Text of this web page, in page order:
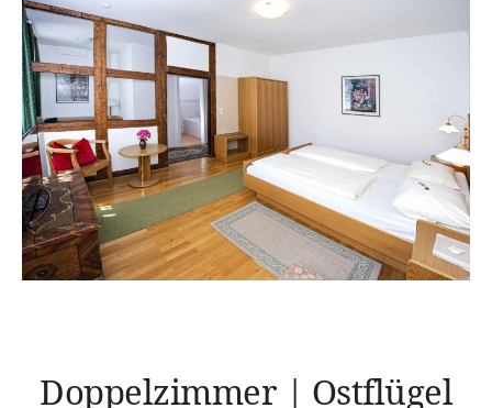
Doppelzimmer | Ostflügel